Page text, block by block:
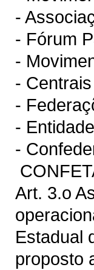
-
- Fórum
-
-
-
-
-
Art. 3.o
Estadual
proposto